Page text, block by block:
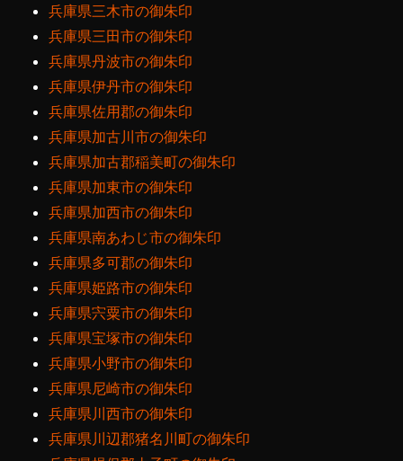
兵庫県三木市の御朱印
兵庫県三田市の御朱印
兵庫県丹波市の御朱印
兵庫県伊丹市の御朱印
兵庫県佐用郡の御朱印
兵庫県加古川市の御朱印
兵庫県加古郡稲美町の御朱印
兵庫県加東市の御朱印
兵庫県加西市の御朱印
兵庫県南あわじ市の御朱印
兵庫県多可郡の御朱印
兵庫県姫路市の御朱印
兵庫県宍粟市の御朱印
兵庫県宝塚市の御朱印
兵庫県小野市の御朱印
兵庫県尼崎市の御朱印
兵庫県川西市の御朱印
兵庫県川辺郡猪名川町の御朱印